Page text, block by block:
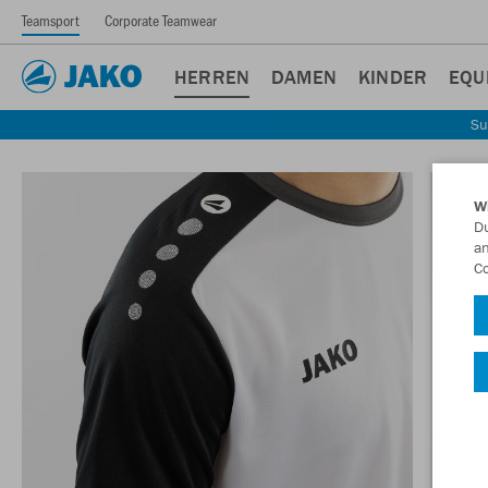
Teamsport Corporate Teamwear
HERREN DAMEN KINDER